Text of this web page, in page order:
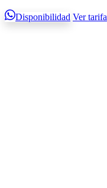
Disponibilidad Ver tarifa